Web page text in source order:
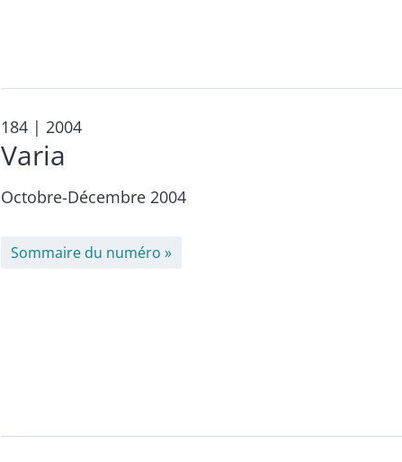
184 | 2004
Varia
Octobre-Décembre 2004
Sommaire du numéro